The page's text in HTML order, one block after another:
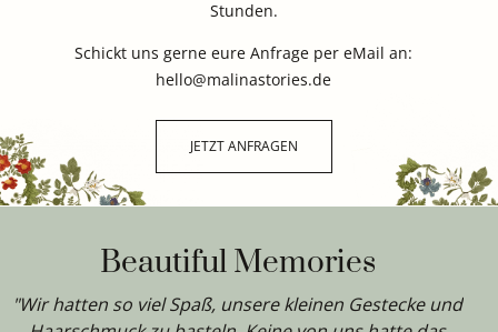
Stunden.
Schickt uns gerne eure Anfrage per eMail an:
hello@malinastories.de
JETZT ANFRAGEN
Beautiful Memories
"Wir hatten so viel Spaß, unsere kleinen Gestecke und